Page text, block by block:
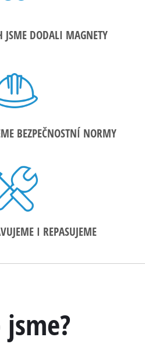
JSME DODALI MAGNETY
BEZPEČNOSTNÍ NORMY
I REPASUJEME
jsme?